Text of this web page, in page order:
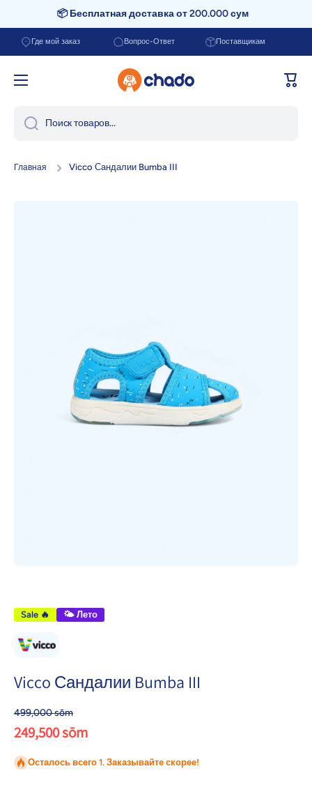
Перейти к содержанию
📦 Бесплатная доставка от 200.000 сум
Где мой заказ Вопрос-Ответ Поставщикам
Поиск товаров...
Главная Vicco Сандалии Bumba III
Sale 🔥 🌤 Лето
Vicco Сандалии Bumba III
499,000 sōm
249,500 sōm
Осталось всего 1. Заказывайте скорее!